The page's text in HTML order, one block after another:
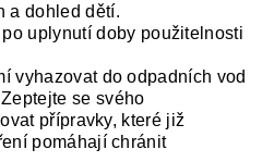
a dohled dětí.
po uplynutí doby použitelnosti
vyhazovat do odpadních vod
se svého
přípravky, které již
pomáhají chránit